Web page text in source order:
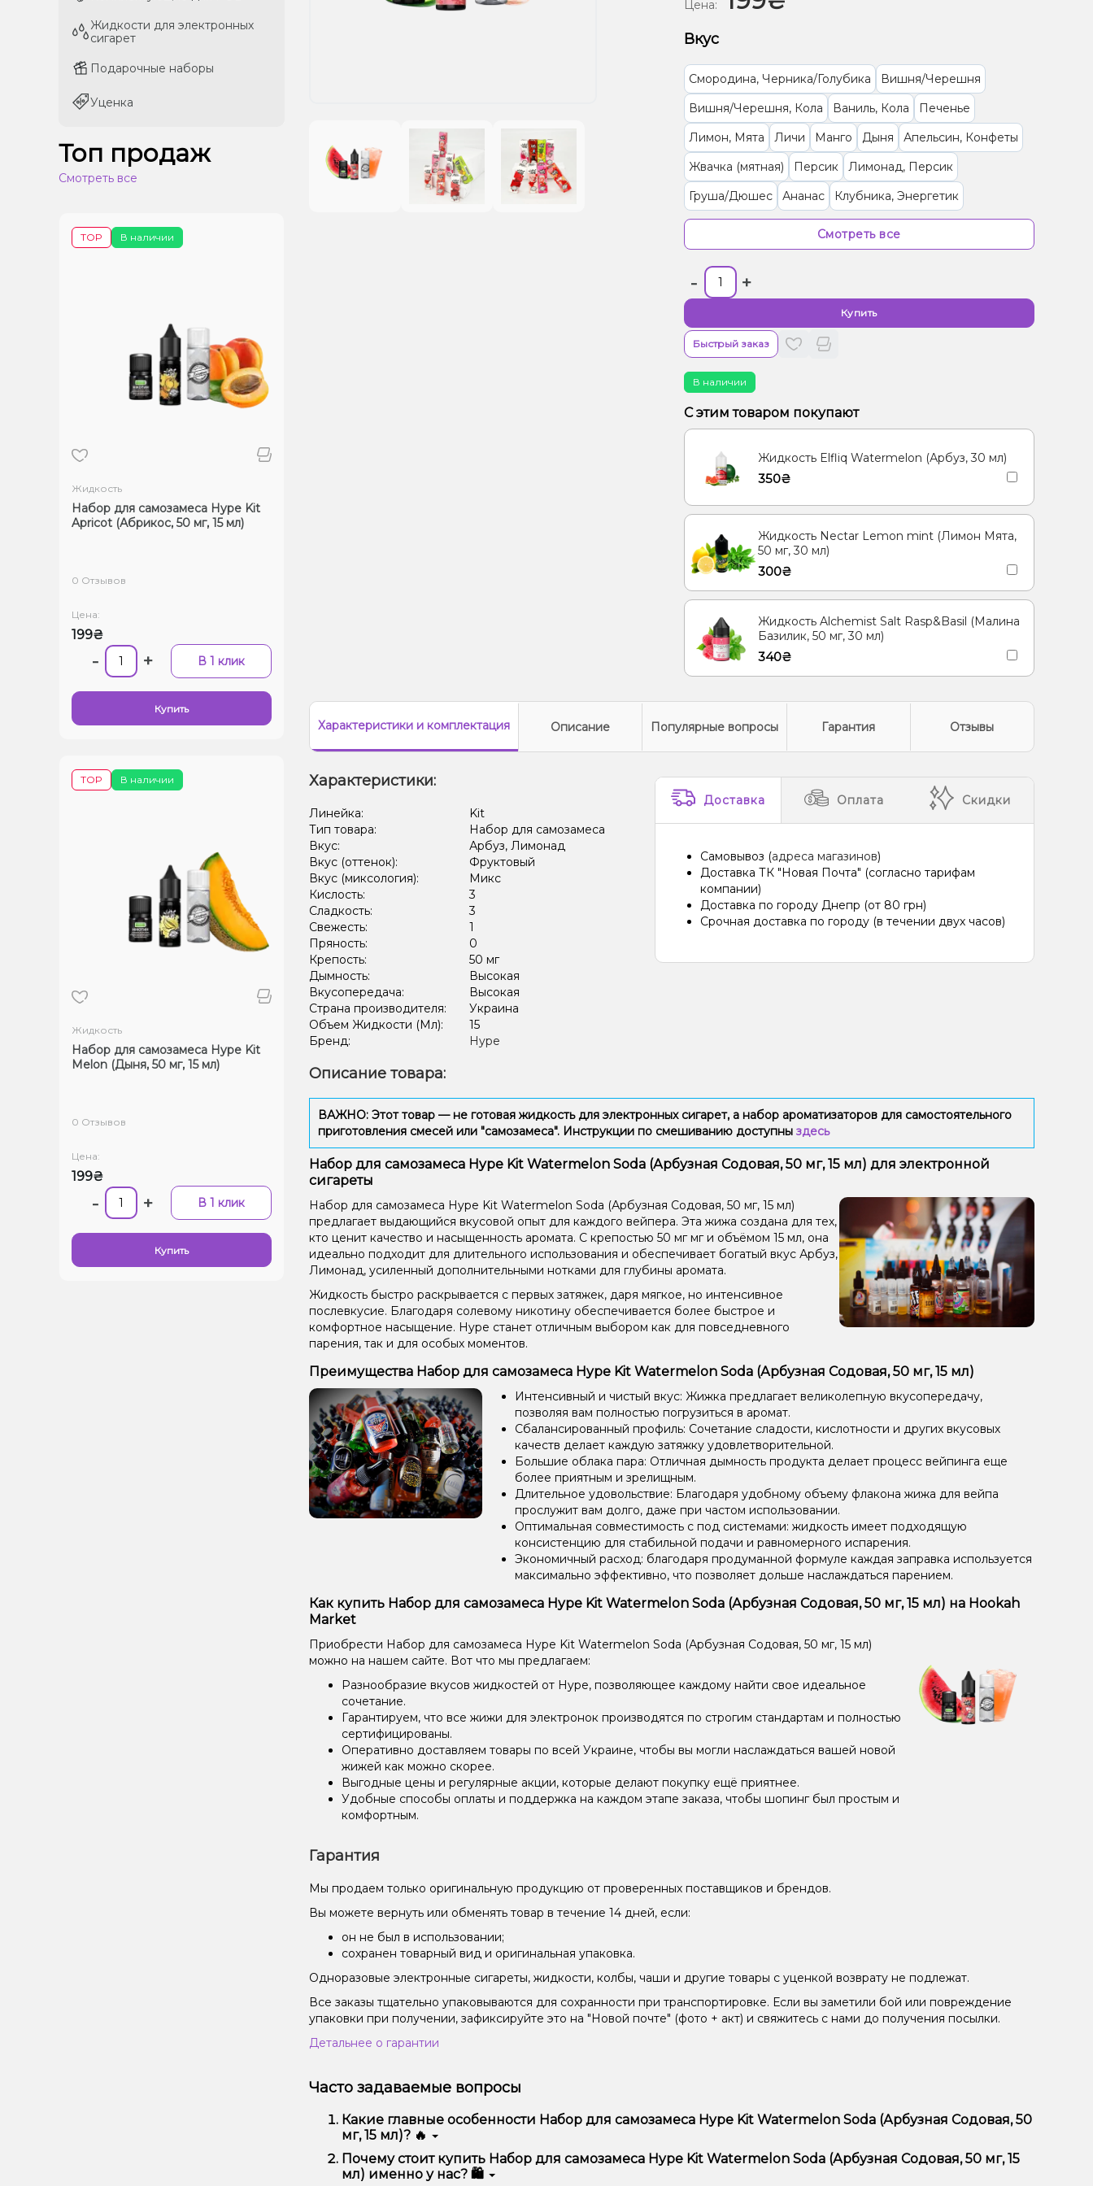
Жидкости для электронных
сигарет
Подарочные наборы
Уценка
Жидкости для электронных
сигарет
Подарочные наборы
Уценка
Топ продаж
Смотреть все
В наличии
TOP
Жидкость
Набор для самозамеса Hype Kit
Apricot (Абрикос, 50 мг, 15 мл)
0 Отзывов
Цена:
199₴
- + В 1 клик
Купить
В наличии
TOP
Жидкость
Набор для самозамеса Hype Kit
Melon (Дыня, 50 мг, 15 мл)
0 Отзывов
Цена:
199₴
- + В 1 клик
Купить
Цена:
Вкус
Смородина, Черника/Голубика
Вишня/Черешня
Вишня/Черешня, Кола
Ваниль, Кола
Печенье
Лимон, Мята
Личи Манго Дыня
Апельсин, Конфеты
Жвачка (мятная)
Персик
Лимонад, Персик
Груша/Дюшес
Ананас
Клубника, Энергетик
Грейпфрут, Клубника, Лимонад
Арбуз, Лимонад
Абрикос Гранат
Клубника
Кокос, Манго
Кактус, Лайм
Смотреть все
- +
Купить
Быстрый заказ
В наличии
С этим товаром покупают
Жидкость Elfliq Watermelon (Арбуз, 30 мл)
350₴
Жидкость Nectar Lemon mint (Лимон Мята,
50 мг, 30 мл)
300₴
Жидкость Alchemist Salt Rasp&Basil (Малина
Базилик, 50 мг, 30 мл)
340₴
Характеристикии комплектация Описание Популярные вопросы Гарантия Отзывы
Характеристики:
Линейка:
Kit
Тип товара:
Набор для самозамеса
Вкус:
Арбуз, Лимонад
Вкус (оттенок):
Фруктовый
Вкус (миксология):
Микс
Кислость:
3
Сладкость:
3
Свежесть:
1
Пряность:
0
Крепость:
50 мг
Дымность:
Высокая
Вкусопередача:
Высокая
Страна производителя:
Украина
Объем Жидкости (Мл):
15
Бренд:
Hype
Доставка Оплата Скидки
Самовывоз (адреса магазинов)
Доставка ТК "Новая Почта" (согласно тарифам
компании)
Доставка по городу Днепр (от 80 грн)
Срочная доставка по городу (в течении двух часов)
Описание товара:
ВАЖНО: Этот товар — не готовая жидкость для электронных сигарет, а набор ароматизаторов для самостоятельного
приготовления смесей или "самозамеса". Инструкции по смешиванию доступны здесь
Набор для самозамеса Hype Kit Watermelon Soda (Арбузная Содовая, 50 мг, 15 мл) для электронной
сигареты
Набор для самозамеса Hype Kit Watermelon Soda (Арбузная Содовая, 50 мг, 15 мл)
предлагает выдающийся вкусовой опыт для каждого вейпера. Эта жижа создана для тех,
кто ценит качество и насыщенность аромата. С крепостью 50 мг мг и объёмом 15 мл, она
идеально подходит для длительного использования и обеспечивает богатый вкус Арбуз,
Лимонад, усиленный дополнительными нотками для глубины аромата.
Жидкость быстро раскрывается с первых затяжек, даря мягкое, но интенсивное
послевкусие. Благодаря солевому никотину обеспечивается более быстрое и
комфортное насыщение. Hype станет отличным выбором как для повседневного
парения, так и для особых моментов.
Преимущества Набор для самозамеса Hype Kit Watermelon Soda (Арбузная Содовая, 50 мг, 15 мл)
Интенсивный и чистый вкус: Жижка предлагает великолепную вкусопередачу,
позволяя вам полностью погрузиться в аромат.
Сбалансированный профиль: Сочетание сладости, кислотности и других вкусовых
качеств делает каждую затяжку удовлетворительной.
Большие облака пара: Отличная дымность продукта делает процесс вейпинга еще
более приятным и зрелищным.
Длительное удовольствие: Благодаря удобному объему флакона жижа для вейпа
прослужит вам долго, даже при частом использовании.
Оптимальная совместимость с под системами: жидкость имеет подходящую
консистенцию для стабильной подачи и равномерного испарения.
Экономичный расход: благодаря продуманной формуле каждая заправка используется
максимально эффективно, что позволяет дольше наслаждаться парением.
Как купить Набор для самозамеса Hype Kit Watermelon Soda (Арбузная Содовая, 50 мг, 15 мл) на Hookah
Market
Приобрести Набор для самозамеса Hype Kit Watermelon Soda (Арбузная Содовая, 50 мг, 15 мл)
можно на нашем сайте. Вот что мы предлагаем:
Разнообразие вкусов жидкостей от Hype, позволяющее каждому найти свое идеальное
сочетание.
Гарантируем, что все жижи для электронок производятся по строгим стандартам и полностью
сертифицированы.
Оперативно доставляем товары по всей Украине, чтобы вы могли наслаждаться вашей новой
жижей как можно скорее.
Выгодные цены и регулярные акции, которые делают покупку ещё приятнее.
Удобные способы оплаты и поддержка на каждом этапе заказа, чтобы шопинг был простым и
комфортным.
Гарантия
Мы продаем только оригинальную продукцию от проверенных поставщиков и брендов.
Вы можете вернуть или обменять товар в течение 14 дней, если:
он не был в использовании;
сохранен товарный вид и оригинальная упаковка.
Одноразовые электронные сигареты, жидкости, колбы, чаши и другие товары с уценкой возврату не подлежат.
Все заказы тщательно упаковываются для сохранности при транспортировке. Если вы заметили бой или повреждение
упаковки при получении, зафиксируйте это на "Новой почте" (фото + акт) и свяжитесь с нами до получения посылки.
Детальнее о гарантии
Часто задаваемые вопросы
Какие главные особенности Набор для самозамеса Hype Kit Watermelon Soda (Арбузная Содовая, 50
мг, 15 мл)? 🔥
Набор для самозамеса Hype Kit Watermelon Soda (Арбузная Содовая, 50 мг, 15 мл) отличается высоким качеством,
удобством использования и надежностью.
Почему стоит купить Набор для самозамеса Hype Kit Watermelon Soda (Арбузная Содовая, 50 мг, 15
мл) именно у нас? 🛍️